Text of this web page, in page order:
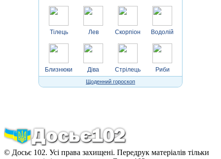
Тілець
Близнюки
Лев
Діва
Скорпіон
Стрілець
Водолій
Риби
Щоденний гороскоп
© Досьє 102. Усі права захищені. Передрук матеріалів тільки